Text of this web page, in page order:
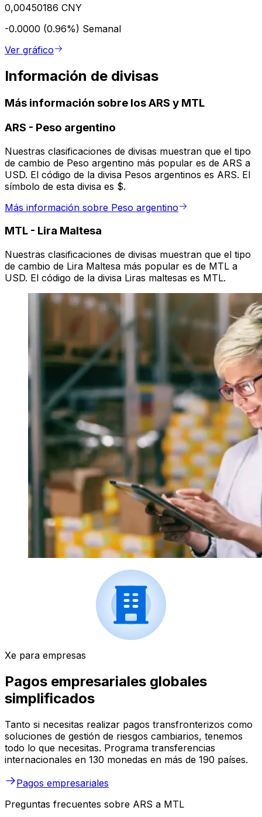
0,00450186 CNY
-0.0000 (0.96%) Semanal
Ver gráfico
Información de divisas
Más información sobre los ARS y MTL
ARS - Peso argentino
Nuestras clasificaciones de divisas muestran que el tipo
de cambio de Peso argentino más popular es de ARS a
USD. El código de la divisa Pesos argentinos es ARS. El
símbolo de esta divisa es $.
Más información sobre Peso argentino
MTL - Lira Maltesa
Nuestras clasificaciones de divisas muestran que el tipo
de cambio de Lira Maltesa más popular es de MTL a
USD. El código de la divisa Liras maltesas es MTL.
Xe para empresas
Pagos empresariales globales
simplificados
Tanto si necesitas realizar pagos transfronterizos como
soluciones de gestión de riesgos cambiarios, tenemos
todo lo que necesitas. Programa transferencias
internacionales en 130 monedas en más de 190 países.
Pagos empresariales
Preguntas frecuentes sobre ARS a MTL